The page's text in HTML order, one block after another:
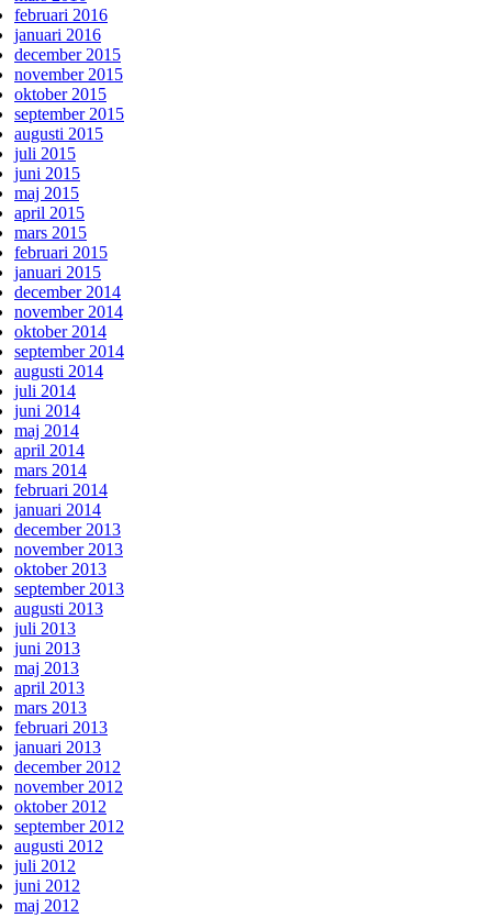
februari 2016
januari 2016
december 2015
november 2015
oktober 2015
september 2015
augusti 2015
juli 2015
juni 2015
maj 2015
april 2015
mars 2015
februari 2015
januari 2015
december 2014
november 2014
oktober 2014
september 2014
augusti 2014
juli 2014
juni 2014
maj 2014
april 2014
mars 2014
februari 2014
januari 2014
december 2013
november 2013
oktober 2013
september 2013
augusti 2013
juli 2013
juni 2013
maj 2013
april 2013
mars 2013
februari 2013
januari 2013
december 2012
november 2012
oktober 2012
september 2012
augusti 2012
juli 2012
juni 2012
maj 2012